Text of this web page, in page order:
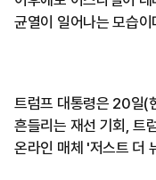
균열이 일어나는 모습이
트럼프 대통령은 20일(
흔들리는 재선 기회, 트
온라인 매체 '저스트 더